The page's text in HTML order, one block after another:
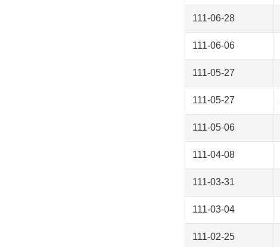
111-06-28
111-06-06
111-05-27
111-05-27
111-05-06
111-04-08
111-03-31
111-03-04
111-02-25